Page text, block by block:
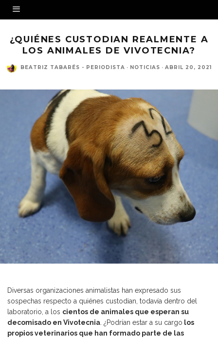
¿QUIÉNES CUSTODIAN REALMENTE A
LOS ANIMALES DE VIVOTECNIA?
BEATRIZ TABARÉS - PERIODISTA · NOTICIAS · ABRIL 20, 2021
Diversas organizaciones animalistas han expresado sus
sospechas respecto a quiénes custodian, todavía dentro del
laboratorio, a los cientos de animales que esperan su
decomisado en Vivotecnia. ¿Podrían estar a su cargo los
propios veterinarios que han formado parte de las